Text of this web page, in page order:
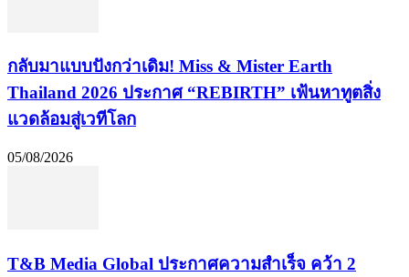
กลับมาแบบปังกว่าเดิม! Miss & Mister Earth
Thailand 2026 ประกาศ “REBIRTH” เฟ้นหาทูตสิ่ง
แวดล้อมสู่เวทีโลก
05/08/2026
​T&B Media Global ประกาศความสำเร็จ คว้า 2